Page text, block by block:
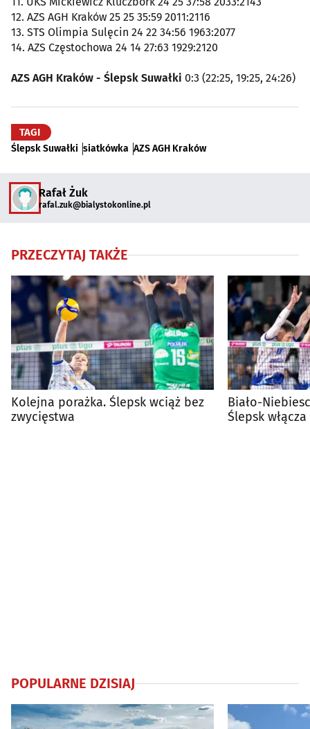
12. AZS AGH Kraków 25 25 35:59 2011:2116
13. STS Olimpia Sulęcin 24 22 34:56 1963:2077
14. AZS Częstochowa 24 14 27:63 1929:2120
AZS AGH Kraków - Ślepsk Suwałki 0:3 (22:25, 19:25, 24:26)
TAGI
Ślepsk Suwałki siatkówka AZS AGH Kraków
Rafał Żuk
rafal.zuk@bialystokonline.pl
PRZECZYTAJ TAKŻE
Kolejna porażka. Ślepsk wciąż bez
zwycięstwa
Biało-
Ślepsk
POPULARNE DZISIAJ